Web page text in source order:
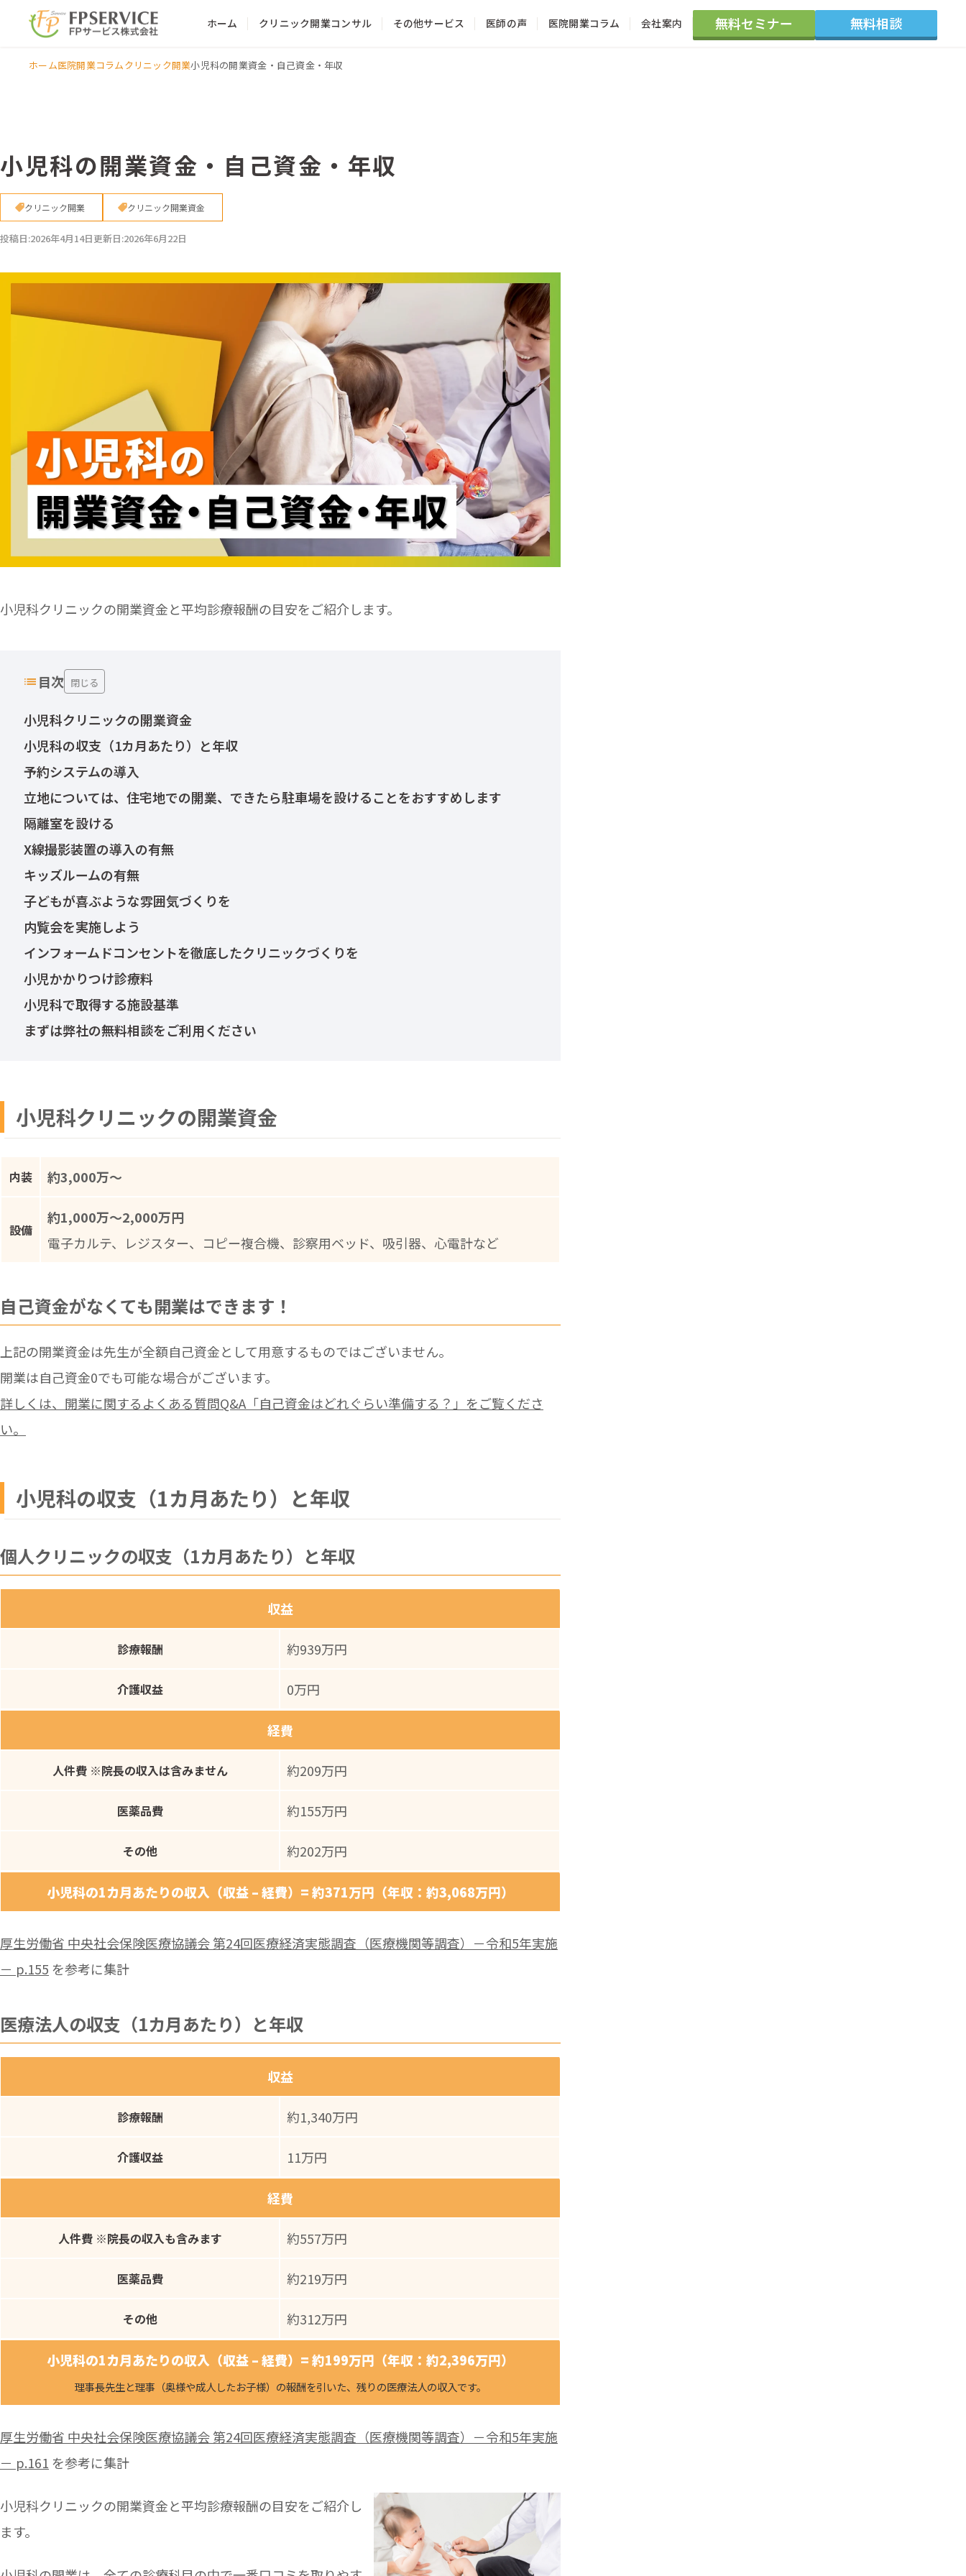
ホーム クリニック開業コンサル その他サービス 医師の声 医院開業コラム 会社案内 無料セミナー 無料相談
ホーム医院開業コラムクリニック開業小児科の開業資金・自己資金・年収
小児科の開業資金・自己資金・年収
クリニック開業 クリニック開業資金
投稿日:2026年4月14日更新日:2026年6月22日
小児科クリニックの開業資金と平均診療報酬の目安をご紹介します。
目次 閉じる
小児科クリニックの開業資金
小児科の収支（1カ月あたり）と年収
予約システムの導入
立地については、住宅地での開業、できたら駐車場を設けることをおすすめします
隔離室を設ける
X線撮影装置の導入の有無
キッズルームの有無
子どもが喜ぶような雰囲気づくりを
内覧会を実施しよう
インフォームドコンセントを徹底したクリニックづくりを
小児かかりつけ診療料
小児科で取得する施設基準
まずは弊社の無料相談をご利用ください
小児科クリニックの開業資金
内装 約3,000万～
設備
約1,000万～2,000万円
電子カルテ、レジスター、コピー複合機、診察用ベッド、吸引器、心電計など
自己資金がなくても開業はできます！
上記の開業資金は先生が全額自己資金として用意するものではございません。
開業は自己資金0でも可能な場合がございます。
詳しくは、開業に関するよくある質問Q&A「自己資金はどれぐらい準備する？」をご覧くださ
い。
小児科の収支（1カ月あたり）と年収
個人クリニックの収支（1カ月あたり）と年収
収益
診療報酬 約939万円
介護収益 0万円
経費
人件費 ※院長の収入は含みません 約209万円
医薬品費 約155万円
その他 約202万円
小児科の1カ月あたりの収入（収益 – 経費）= 約371万円（年収：約3,068万円）
厚生労働省 中央社会保険医療協議会 第24回医療経済実態調査（医療機関等調査）－令和5年実施
－ p.155 を参考に集計
医療法人の収支（1カ月あたり）と年収
収益
診療報酬 約1,340万円
介護収益 11万円
経費
人件費 ※院長の収入も含みます 約557万円
医薬品費 約219万円
その他 約312万円
小児科の1カ月あたりの収入（収益 – 経費）= 約199万円（年収：約2,396万円）
理事長先生と理事（奥様や成人したお子様）の報酬を引いた、残りの医療法人の収入です。
厚生労働省 中央社会保険医療協議会 第24回医療経済実態調査（医療機関等調査）－令和5年実施
－ p.161 を参考に集計
小児科クリニックの開業資金と平均診療報酬の目安をご紹介し
ます。